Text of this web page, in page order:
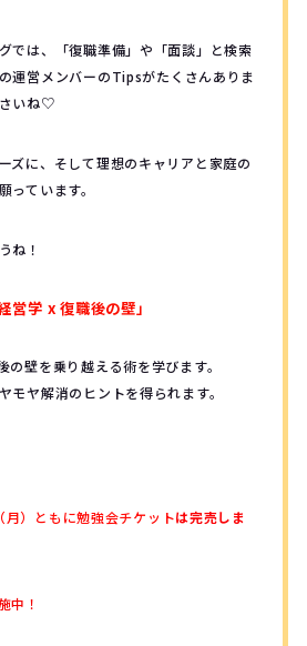
では、「復職準備」や「面談」と検索
運営メンバーのTipsがたくさんありま
いね♡
ズに、そして理想のキャリアと家庭の
っています。
ね！
経営学 x 復職後の壁」
の壁を乗り越える術を学びます。
モヤ解消のヒントを得られます。
）ともに勉強会チケットは完売しま
中！